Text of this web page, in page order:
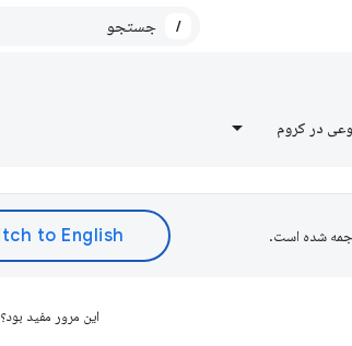
/
در کروم
شده است.
این مرور مفید بود؟